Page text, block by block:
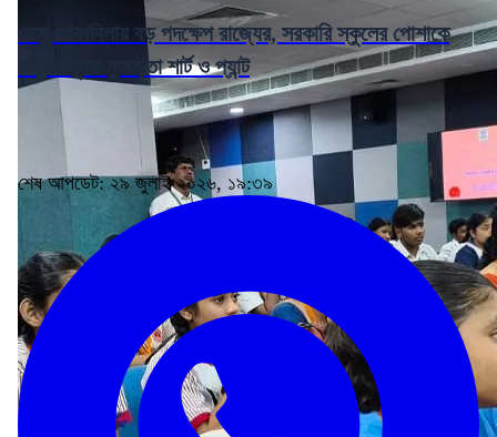
ডেঙ্গু মোকাবিলায় বড় পদক্ষেপ রাজ্যের, সরকারি স্কুলের পোশাকে
বাধ্যতামূলক ফুলহাতা শার্ট ও প্যান্ট
শেষ আপডেট: ২৯ জুলাই ২০২৬, ১৯:৩৯